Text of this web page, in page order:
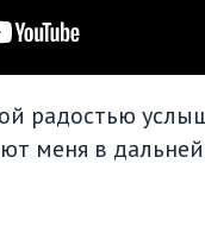
радостью
меня в